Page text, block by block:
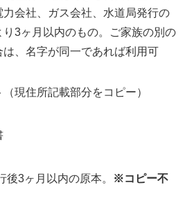
力会社、ガス会社、水道局発行の
り3ヶ月以内のもの。ご家族の別の
、名字が同一であれば利用可
現住所記載部分をコピー）
後3ヶ月以内の原本。
※コピー不